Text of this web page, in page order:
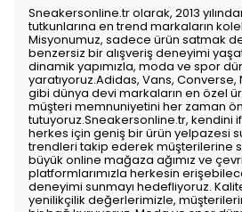
Sneakersonline.tr olarak, 2013
tutkunlarına en trend markaların
Misyonumuz, sadece ürün satmak
benzersiz bir alışveriş deneyimi
dinamik yapımızla, moda ve spor
yaratıyoruz.Adidas, Vans,
gibi dünya devi markaların en özel
müşteri memnuniyetini her zaman
tutuyoruz.Sneakersonline.tr, kendini
herkes için geniş bir ürün yelpazesi
trendleri takip ederek müşterilerine
büyük online mağaza ağımız ve
platformlarımızla herkesin
deneyimi sunmayı hedefliyoruz.
yenilikçilik değerlerimizle,